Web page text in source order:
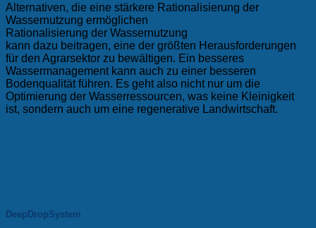
Alternativen, die eine stärkere Rationalisierung der
Wassernutzung ermöglichen
Rationalisierung der Wassernutzung
kann dazu beitragen, eine der größten Herausforderungen
für den Agrarsektor zu bewältigen. Ein besseres
Wassermanagement kann auch zu einer besseren
Bodenqualität führen. Es geht also nicht nur um die
Optimierung der Wasserressourcen, was keine Kleinigkeit
ist, sondern auch um eine regenerative Landwirtschaft.
DeepDropSystem